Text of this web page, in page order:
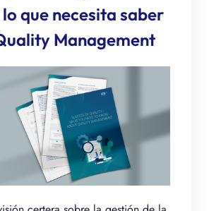
que necesita saber
Management